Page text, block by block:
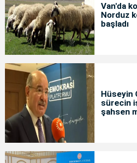
Van'da
Norduz
başladı
Hüseyin
sürecin
şahsen